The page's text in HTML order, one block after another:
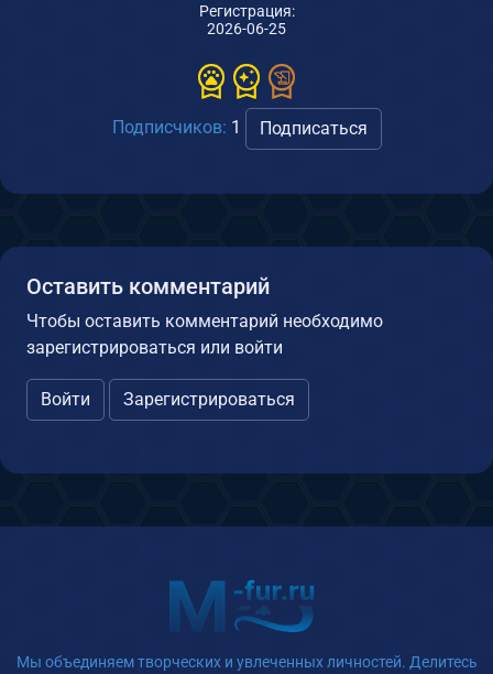
Регистрация:
2026-06-25
Подписчиков: 1 Подписаться
Оставить комментарий
Чтобы оставить комментарий необходимо
зарегистрироваться или войти
Войти Зарегистрироваться
Мы объединяем творческих и увлеченных личностей. Делитесь